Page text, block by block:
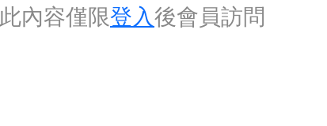
此內容僅限登入後會員訪問